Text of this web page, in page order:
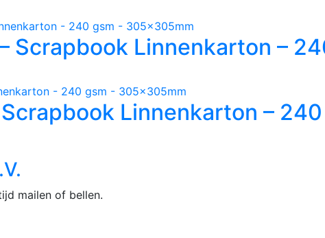
Scrapbook Linnenkarton –
Scrapbook Linnenkarton –
mailen of bellen.